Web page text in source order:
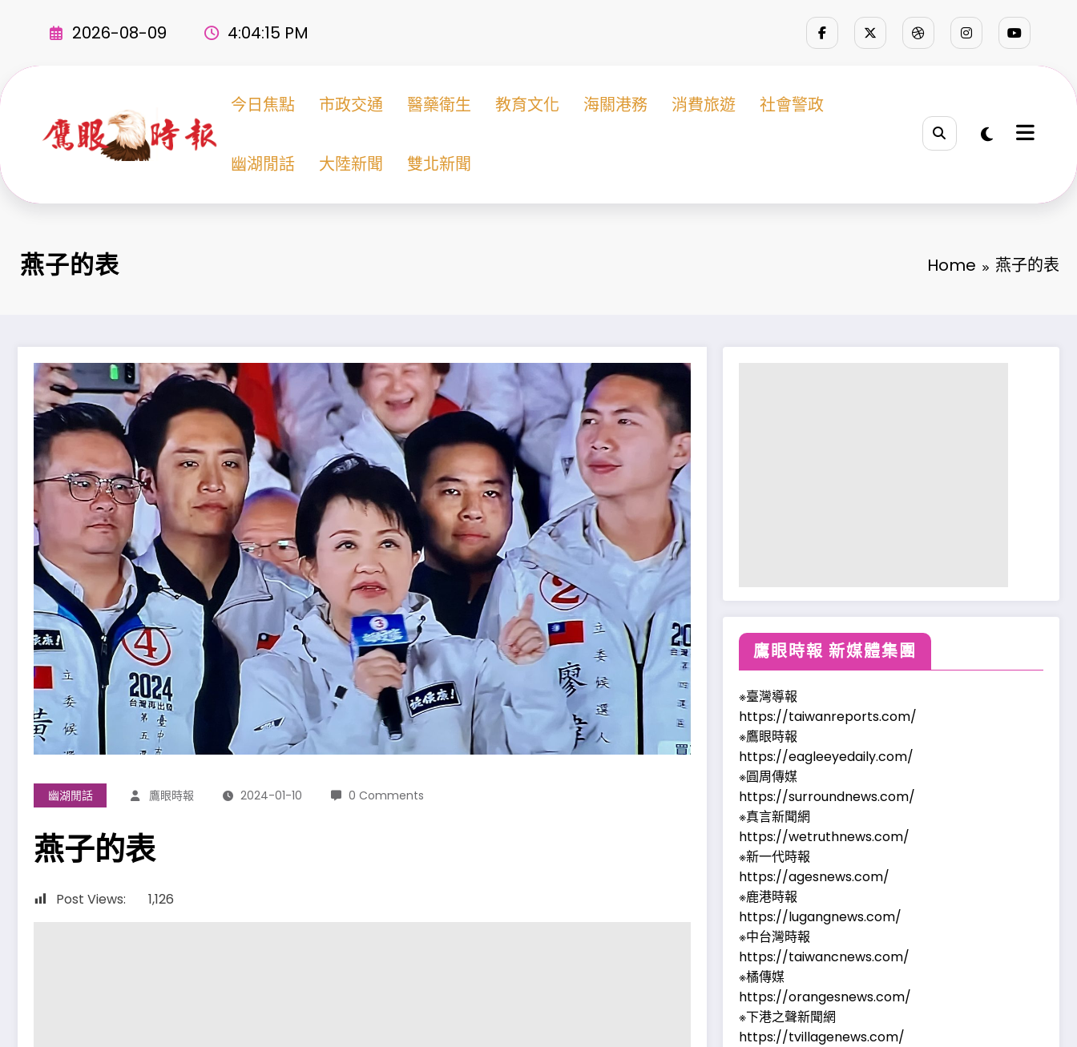
2026-08-09 4:04:17 PM
今日焦點 市政交通 醫藥衛生 教育文化 海關港務 消費旅遊 社會警政
幽湖閒話 大陸新聞 雙北新聞
燕子的表 Home 燕子的表
幽湖閒話 鷹眼時報 2024-01-10 0 Comments
燕子的表
Post Views: 1,126
鷹眼時報 新媒體集團
※臺灣導報
https://taiwanreports.com/
※鷹眼時報
https://eagleeyedaily.com/
※圓周傳媒
https://surroundnews.com/
※真言新聞網
https://wetruthnews.com/
※新一代時報
https://agesnews.com/
※鹿港時報
https://lugangnews.com/
※中台灣時報
https://taiwancnews.com/
※橘傳媒
https://orangesnews.com/
※下港之聲新聞網
https://tvillagenews.com/